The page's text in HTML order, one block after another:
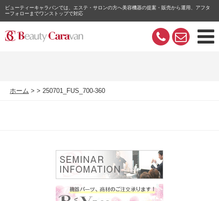
ビューティーキャラバンでは、エステ・サロンの方へ美容機器の提案・販売から運用、アフタ
ーフォローまでワンストップで対応
ホーム 250701_FUS_700-360